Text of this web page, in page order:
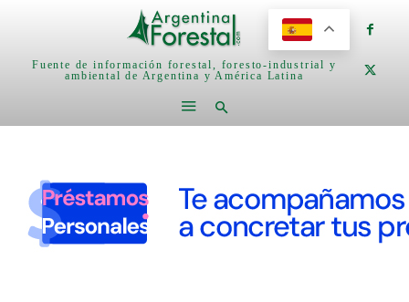
Fuente de información forestal, foresto-industrial y
ambiental de Argentina y América Latina